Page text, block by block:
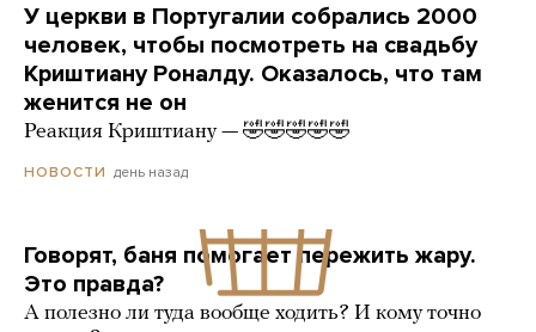
У церкви в Португалии собрались 2000
человек, чтобы посмотреть на свадьбу
Криштиану Роналду. Оказалось, что там
женится не он
Реакция Криштиану — 🤣🤣🤣🤣🤣
НОВОСТИ день назад
Говорят, баня помогает пережить жару.
Это правда?
А полезно ли туда вообще ходить? И кому точно